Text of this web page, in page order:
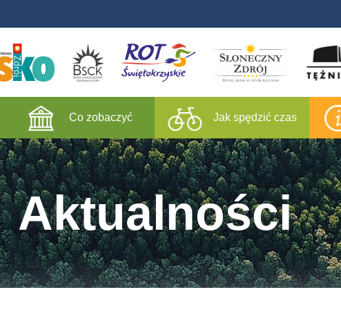
Co zobaczyć Jak spędzić czas
Aktualności